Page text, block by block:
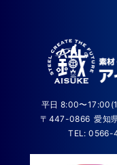
平日 8:00〜
〒447-0866 愛知
TEL: 0566-